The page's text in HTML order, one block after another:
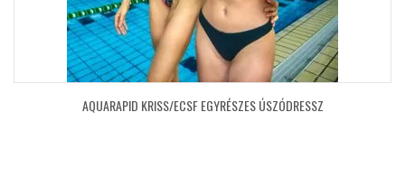
AQUARAPID KRISS/ECSF EGYRÉSZES ÚSZÓDRESSZ